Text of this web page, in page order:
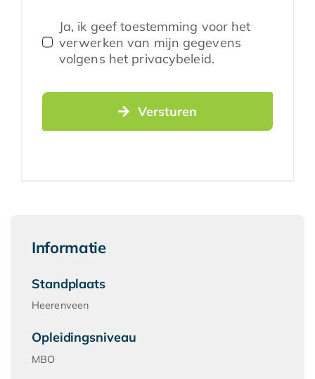
Ja, ik geef toestemming voor het
verwerken van mijn gegevens
volgens het privacybeleid.
Versturen
Informatie
Standplaats
Heerenveen
Opleidingsniveau
MBO